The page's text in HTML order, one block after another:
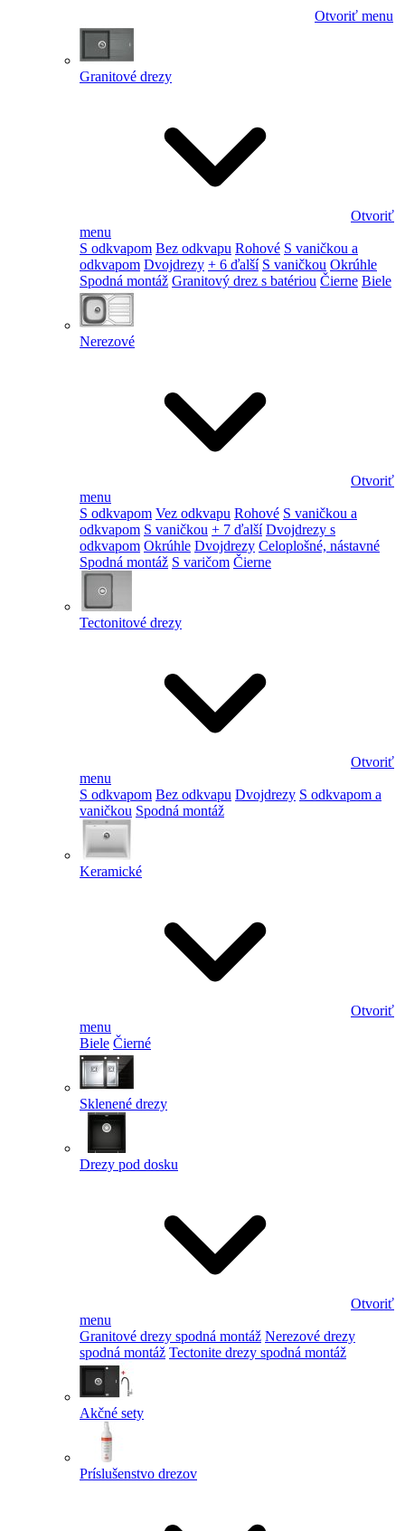
Otvoriť menu
Granitové drezy
Otvoriť
menu
S odkvapom Bez odkvapu Rohové S vaničkou a
odkvapom Dvojdrezy + 6 ďalší S vaničkou Okrúhle
Spodná montáž Granitový drez s batériou Čierne Biele
Nerezové
Otvoriť
menu
S odkvapom Vez odkvapu Rohové S vaničkou a
odkvapom S vaničkou + 7 ďalší Dvojdrezy s
odkvapom Okrúhle Dvojdrezy Celoplošné, nástavné
Spodná montáž S varičom Čierne
Tectonitové drezy
Otvoriť
menu
S odkvapom Bez odkvapu Dvojdrezy S odkvapom a
vaničkou Spodná montáž
Keramické
Otvoriť
menu
Biele Čierné
Sklenené drezy
Drezy pod dosku
Otvoriť
menu
Granitové drezy spodná montáž Nerezové drezy
spodná montáž Tectonite drezy spodná montáž
Akčné sety
Príslušenstvo drezov